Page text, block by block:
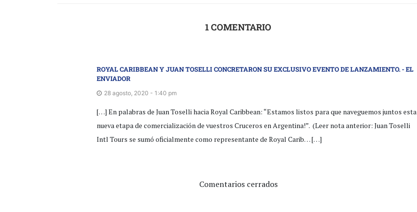
1 COMENTARIO
ROYAL CARIBBEAN Y JUAN TOSELLI CONCRETARON SU EXCLUSIVO EVENTO DE LANZAMIENTO. - EL
ENVIADOR
28 agosto, 2020 - 1:40 pm
[…] En palabras de Juan Toselli hacia Royal Caribbean: “Estamos listos para que naveguemos juntos esta
nueva etapa de comercialización de vuestros Cruceros en Argentina!”. (Leer nota anterior: Juan Toselli
Intl Tours se sumó oficialmente como representante de Royal Carib… […]
Comentarios cerrados